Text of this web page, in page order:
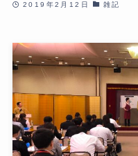
2019年2月12日 雑記